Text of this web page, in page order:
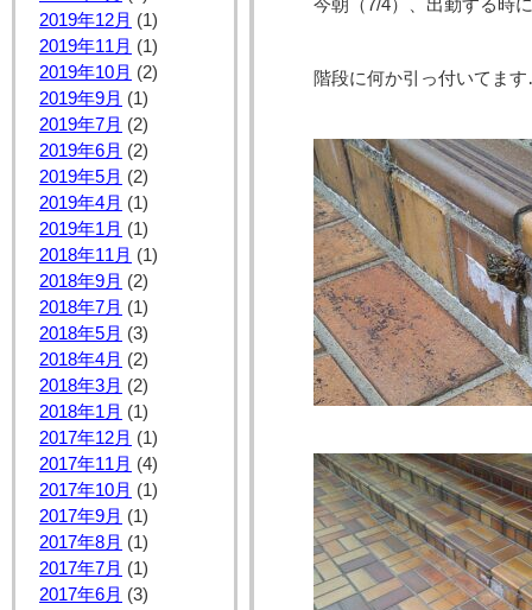
2019年12月 (1)
2019年11月 (1)
2019年10月 (2)
2019年9月 (1)
2019年7月 (2)
2019年6月 (2)
2019年5月 (2)
2019年4月 (1)
2019年1月 (1)
2018年11月 (1)
2018年9月 (2)
2018年7月 (1)
2018年5月 (3)
2018年4月 (2)
2018年3月 (2)
2018年1月 (1)
2017年12月 (1)
2017年11月 (4)
2017年10月 (1)
2017年9月 (1)
2017年8月 (1)
2017年7月 (1)
2017年6月 (3)
今朝（7/4）、出勤する時
階段に何か引っ付いてま